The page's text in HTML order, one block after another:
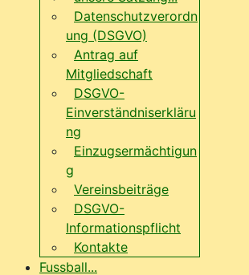
Datenschutzverordn
ung (DSGVO)
Antrag auf
Mitgliedschaft
DSGVO-
Einverständniserkläru
ng
Einzugsermächtigun
g
Vereinsbeiträge
DSGVO-
Informationspflicht
Kontakte
Fussball...